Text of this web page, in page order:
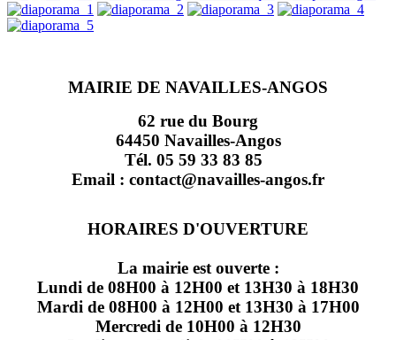
MAIRIE DE NAVAILLES-ANGOS
62 rue du Bourg
64450 Navailles-Angos
Tél. 05 59 33 83 85
Email : contact@navailles-angos.fr
HORAIRES D'OUVERTURE
La mairie est ouverte :
Lundi de 08H00 à 12H00 et 13H30 à 18H30
Mardi de 08H00 à 12H00 et 13H30 à 17H00
Mercredi de 10H00 à 12H30